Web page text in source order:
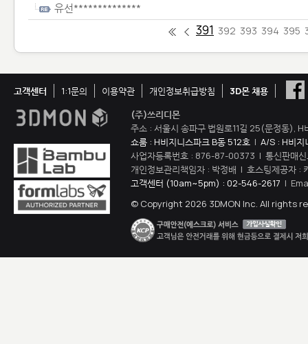
유선**************
391 392 393 394 395
고객센터 1:1문의 이용약관 개인정보취급방침
3D몬 채용
(주)쓰리디몬
주소 : 서울시 송파구 법원로11길 25(문정동),
쇼룸 : H비지니스파크 B동 512호 | A/S : H비지
사업자등록번호 : 876-87-00373 | 통신판매
개인정보관리책임자 : 박정배 | 호스팅제공자 :
고객센터 (10am~5pm) : 02-546-2617 |
© Copyright 2026 3DMON Inc. All rights